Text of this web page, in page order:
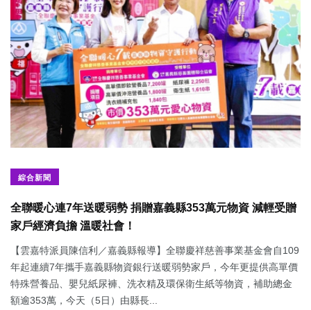
綜合新聞
全聯暖心連7年送暖弱勢 捐贈嘉義縣353萬元物資 減輕受贈
家戶經濟負擔 溫暖社會！
【雲嘉特派員陳信利／嘉義縣報導】全聯慶祥慈善事業基金會自109
年起連續7年攜手嘉義縣物資銀行送暖弱勢家戶，今年更提供高單價
特殊營養品、嬰兒紙尿褲、洗衣精及環保衛生紙等物資，補助總金
額逾353萬，今天（5日）由縣長...